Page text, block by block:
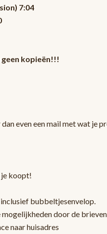
7:04
kopieën!!!
even een mail met wat je
koopt!
bubbeltjesenvelop.
door de
naar huisadres